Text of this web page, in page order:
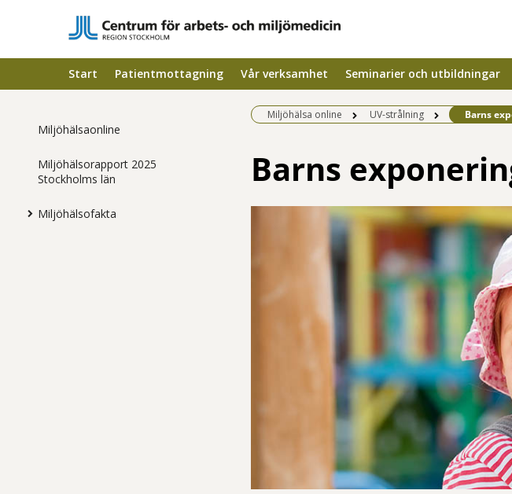
Start Patientmottagning Vår verksamhet Seminarier och utbildningar
Miljöhälsaonline
Miljöhälsorapport 2025
Stockholms län
Miljöhälsofakta
Miljöhälsa online UV-strålning Befintlig
Barns
Barns